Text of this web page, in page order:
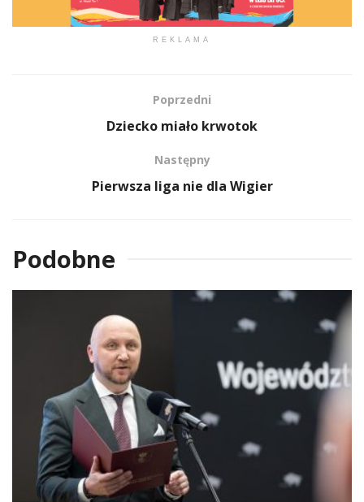
REKLAMA
Poprzedni
Dziecko miało krwotok
Następny
Pierwsza liga nie dla Wigier
Podobne